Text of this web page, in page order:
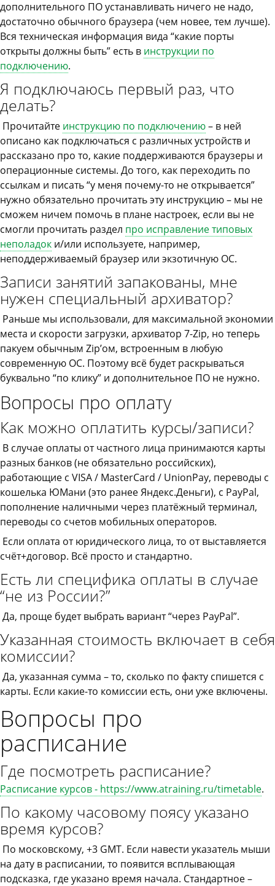
дополнительного ПО устанавливать ничего не надо,
достаточно обычного браузера (чем новее, тем лучше).
Вся техническая информация вида “какие порты
открыты должны быть” есть в инструкции по
подключению.
Я подключаюсь первый раз, что
делать?
Прочитайте инструкцию по подключению– в ней
описано как подключаться с различных устройств и
рассказано про то, какие поддерживаются браузеры и
операционные системы. До того, как переходить по
ссылкам и писать “у меня почему-то не открывается”
нужно обязательно прочитать эту инструкцию – мы не
сможем ничем помочь в плане настроек, если вы не
смогли прочитать раздел про исправление типовых
неполадок и/или используете, например,
неподдерживаемый браузер или экзотичную ОС.
Записи занятий запакованы, мне
нужен специальный архиватор?
Раньше мы использовали, для максимальной экономии
места и скорости загрузки, архиватор 7-Zip, но теперь
пакуем обычным Zip’ом, встроенным в любую
современную ОС. Поэтому всё будет раскрываться
буквально “по клику” и дополнительное ПО не нужно.
Вопросы про оплату
Как можно оплатить курсы/записи?
В случае оплаты от частного лица принимаются карты
разных банков (не обязательно российских),
работающие с VISA / MasterCard / UnionPay, переводы с
кошелька ЮМани (это ранее Яндекс.Деньги), с PayPal,
пополнение наличными через платёжный терминал,
переводы со счетов мобильных операторов.
Если оплата от юридического лица, то от выставляется
счёт+договор. Всё просто и стандартно.
Есть ли специфика оплаты в случае
“не из России?”
Да, проще будет выбрать вариант “через PayPal”.
Указанная стоимость включает в себя
комиссии?
Да, указанная сумма – то, сколько по факту спишется с
карты. Если какие-то комиссии есть, они уже включены.
Вопросы про
расписание
Где посмотреть расписание?
Расписание курсов - https://www.atraining.ru/timetable.
По какому часовому поясу указано
время курсов?
По московскому, +3 GMT. Если навести указатель мыши
на дату в расписании, то появится всплывающая
подсказка, где указано время начала. Стандартное –